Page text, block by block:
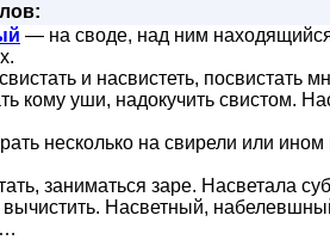
— на своде, над ним
и насвистеть, посвистать
кому уши, надокучить свистом.
несколько на свирели или
заниматься заре. Насветала
Насветный,
…